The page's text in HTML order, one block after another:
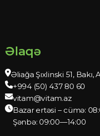
Əlaqə
Əliağa Şıxlinski 51, Bakı,
+994 (50) 437 80 60
vitam@vitam.az
Bazar ertəsi – cümə:
Şənbə: 09:00—14:00